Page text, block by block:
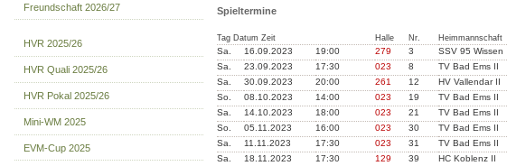
Freundschaft 2026/27
HVR 2025/26
HVR Quali 2025/26
HVR Pokal 2025/26
Mini-WM 2025
EVM-Cup 2025
Spieltermine
Tag Datum Zeit Halle Nr. Heimmannschaft
Sa. 16.09.2023 19:00 279 3 SSV 95 Wissen
Sa.
23.09.2023 17:30 023 8 TV Bad Ems II
Sa.
30.09.2023 20:00 261 12 HV Vallendar II
So.
08.10.2023 14:00 023 19 TV Bad Ems II
Sa.
14.10.2023 18:00 023 21 TV Bad Ems II
So.
05.11.2023 16:00 023 30 TV Bad Ems II
Sa.
11.11.2023 17:30 023 31 TV Bad Ems II
Sa.
18.11.2023 17:30 129 39 HC Koblenz II